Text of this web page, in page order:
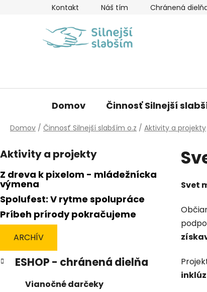
Kontakt Náš tím Chránená
Domov Činnosť Silnejší
Domov / Činnosť Silnejší slabším o.z / Aktivity a projekty
o
č
n
ý
p
a
e
l
Aktivity a projekty
Z dreva k pixelom - mládežnícka
výmena
Spolufest: V rytme spolupráce
Príbeh prírody pokračujeme
ARCHÍV
Preskočiť
kategórie
K
a ESHOP - chránená dielňa
Vianočné darčeky
Svet